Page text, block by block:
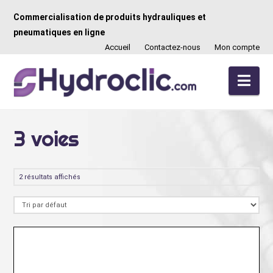
Commercialisation de produits hydrauliques et
pneumatiques en ligne
Accueil Contactez-nous Mon compte
3 voies
2 résultats affichés